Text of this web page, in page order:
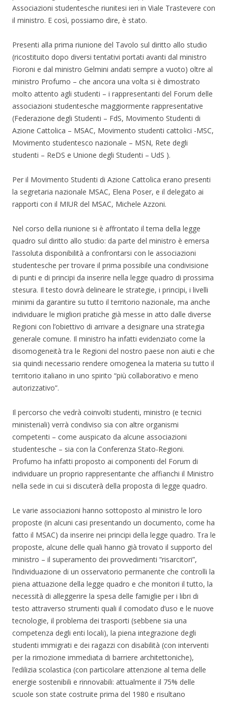
Associazioni studentesche riunitesi ieri in Viale Trastevere con
il ministro. E così, possiamo dire, è stato.
Presenti alla prima riunione del Tavolo sul diritto allo studio
(ricostituito dopo diversi tentativi portati avanti dal ministro
Fioroni e dal ministro Gelmini andati sempre a vuoto) oltre al
ministro Profumo – che ancora una volta si è dimostrato
molto attento agli studenti – i rappresentanti del Forum delle
associazioni studentesche maggiormente rappresentative
(Federazione degli Studenti – FdS, Movimento Studenti di
Azione Cattolica – MSAC, Movimento studenti cattolici -MSC,
Movimento studentesco nazionale – MSN, Rete degli
studenti – ReDS e Unione degli Studenti – UdS ).
Per il Movimento Studenti di Azione Cattolica erano presenti
la segretaria nazionale MSAC, Elena Poser, e il delegato ai
rapporti con il MIUR del MSAC, Michele Azzoni.
Nel corso della riunione si è affrontato il tema della legge
quadro sul diritto allo studio: da parte del ministro è emersa
l’assoluta disponibilità a confrontarsi con le associazioni
studentesche per trovare il prima possibile una condivisione
di punti e di principi da inserire nella legge quadro di prossima
stesura. Il testo dovrà delineare le strategie, i principi, i livelli
minimi da garantire su tutto il territorio nazionale, ma anche
individuare le migliori pratiche già messe in atto dalle diverse
Regioni con l’obiettivo di arrivare a designare una strategia
generale comune. Il ministro ha infatti evidenziato come la
disomogeneità tra le Regioni del nostro paese non aiuti e che
sia quindi necessario rendere omogenea la materia su tutto il
territorio italiano in uno spirito “più collaborativo e meno
autorizzativo”.
Il percorso che vedrà coinvolti studenti, ministro (e tecnici
ministeriali) verrà condiviso sia con altre organismi
competenti – come auspicato da alcune associazioni
studentesche – sia con la Conferenza Stato-Regioni.
Profumo ha infatti proposto ai componenti del Forum di
individuare un proprio rappresentante che affianchi il Ministro
nella sede in cui si discuterà della proposta di legge quadro.
Le varie associazioni hanno sottoposto al ministro le loro
proposte (in alcuni casi presentando un documento, come ha
fatto il MSAC) da inserire nei principi della legge quadro. Tra le
proposte, alcune delle quali hanno già trovato il supporto del
ministro – il superamento dei provvedimenti “risarcitori”,
l’individuazione di un osservatorio permanente che controlli la
piena attuazione della legge quadro e che monitori il tutto, la
necessità di alleggerire la spesa delle famiglie per i libri di
testo attraverso strumenti quali il comodato d’uso e le nuove
tecnologie, il problema dei trasporti (sebbene sia una
competenza degli enti locali), la piena integrazione degli
studenti immigrati e dei ragazzi con disabilità (con interventi
per la rimozione immediata di barriere architettoniche),
l’edilizia scolastica (con particolare attenzione al tema delle
energie sostenibili e rinnovabili: attualmente il 75% delle
scuole son state costruite prima del 1980 e risultano